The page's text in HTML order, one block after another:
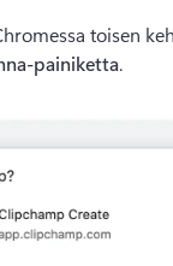
toisen
painiketta.